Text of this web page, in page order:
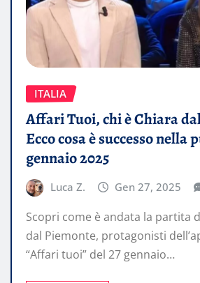
ITALIA
Affari Tuoi, chi è Chiara
Ecco cosa è successo nella
gennaio 2025
Luca Z. Gen 27, 2025
Scopri come è andata la partita
dal Piemonte, protagonisti
“Affari tuoi” del 27 gennaio…